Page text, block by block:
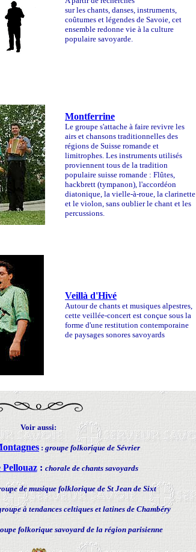
sur les chants, danses, instruments,
coûtumes et légendes de Savoie, cet
ensemble redonne vie à la culture
populaire savoyarde.
Montferrine
Le groupe s'attache à faire revivre les
airs et chansons traditionnelles des
régions de Suisse romande et
limitrophes. Les instruments utilisés
proviennent tous de la tradition
populaire suisse romande : Flûtes,
hackbrett (tympanon), l'accordéon
diatonique, la vielle-à-roue, la clarinette
et le violon, sans oublier le chant et les
percussions.
Veillà d'Hivé
Autour de chants et musiques alpestres,
cette veillée-concert est conçue sous la
forme d'une restitution contemporaine
de paysages sonores savoyards
Voir aussi:
: groupe folkorique de Sévrier
Pellouaz: chorale de chants savoyards
de musique folklorique de St Jean de Sixt
à tendances celtiques et latines de Chambéry
folkorique savoyard de la région parisienne